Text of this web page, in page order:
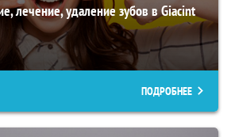
лечение, удаление зубов в Giacint
ПОДРОБНЕЕ